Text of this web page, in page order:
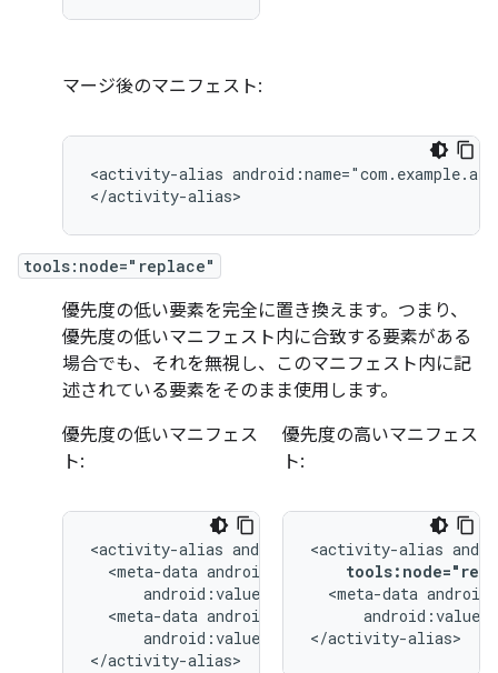
マージ後のマニフェスト:
<activity-alias
</activity-alias>
tools:node="replace"
優先度の低い要素を完全に置き換えます。つまり、
優先度の低いマニフェスト内に合致する要素がある
場合でも、それを無視し、このマニフェスト内に記
述されている要素をそのまま使用します。
優先度の低いマニフェス
ト:
<activity-alias
<meta-data
<meta-data
android:value="@string/quack"/>
</activity-alias>
優先度の高いマニフェス
ト:
<activity-alias
<meta-data
</activity-alias>